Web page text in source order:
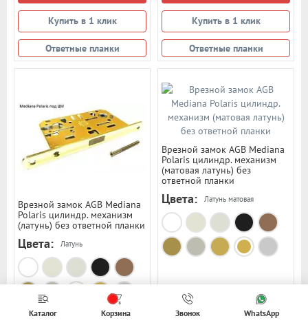
Купить в 1 клик
Ответные планки
Купить в 1 клик
Ответные планки
Врезной замок AGB Mediana
Polaris цилиндр. механизм
(латунь) без ответной планки
Цвета: Латунь
Врезной замок AGB Mediana
Polaris цилиндр. механизм
(матовая латунь) без
ответной планки
Цвета: Латунь матовая
Каталог Корзина Звонок WhatsApp